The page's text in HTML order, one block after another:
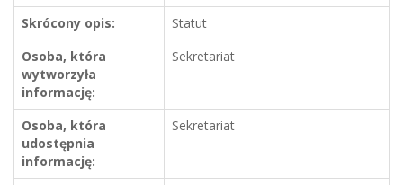
Skrócony opis:
Statut
Osoba, która
wytworzyła
informację:
Sekretariat
Osoba, która
udostępnia
informację:
Sekretariat